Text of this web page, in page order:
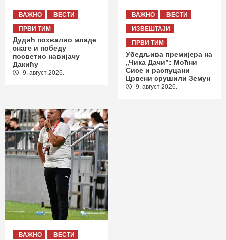
ВАЖНО
ВЕСТИ
ПРВИ ТИМ
Дудић похвалио младе
снаге и победу
посветио навијачу
Дакићу
9. август 2026.
ВАЖНО
ВЕСТИ
ИЗВЕШТАЈИ
ПРВИ ТИМ
Убедљива премијера на
„Чика Дачи”: Моћни
Сисе и распуцани
Црвени срушили Земун
9. август 2026.
ВАЖНО ВЕСТИ